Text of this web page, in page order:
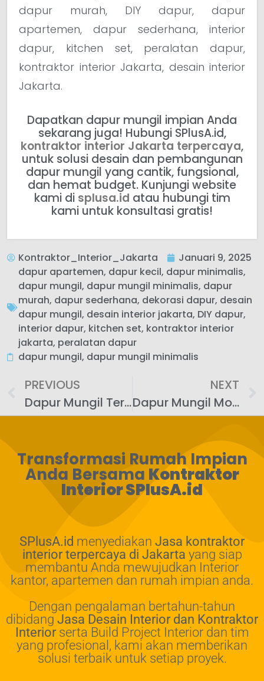
dapur murah, DIY dapur, dapur
apartemen, dapur sederhana, interior
dapur, kitchen set, peralatan dapur,
kontraktor interior Jakarta, desain interior
Jakarta.
Dapatkan dapur mungil impian Anda
sekarang juga! Hubungi SPlusA.id,
kontraktor interior Jakarta terpercaya,
untuk solusi desain dan pembangunan
dapur mungil yang cantik, fungsional,
dan hemat budget. Kunjungi website
kami di splusa.id atau hubungi tim
kami untuk konsultasi gratis!
Kontraktor_Interior_Jakarta
Januari 9, 2025
dapur apartemen, dapur kecil, dapur minimalis,
dapur mungil, dapur mungil minimalis, dapur
murah, dapur sederhana, dekorasi dapur, desain
dapur mungil, desain interior jakarta, DIY dapur,
interior dapur, kitchen set, kontraktor interior
jakarta, peralatan dapur
dapur mungil, dapur mungil minimalis
PREVIOUS
Dapur Mungil Terasa Luas? Ini 10 Tips Jitu!
NEXT
Dapur Mungil Modern: Trend Desain 2024
Transformasi Rumah Impian
Anda Bersama Kontraktor
Interior SPlusA.id
SPlusA.id menyediakan Jasa kontraktor
interior terpercaya di Jakarta yang siap
membantu Anda mewujudkan Interior
kantor, apartemen dan rumah impian anda.
Dengan pengalaman bertahun-tahun
dibidang Jasa Desain Interior dan Kontraktor
Interiorserta Build Project Interior dan tim
yang profesional, kami akan memberikan
solusi terbaik untuk setiap proyek.